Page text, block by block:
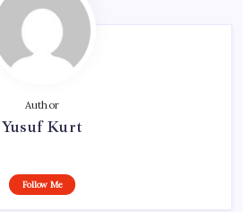
Author
Yusuf Kurt
Follow Me